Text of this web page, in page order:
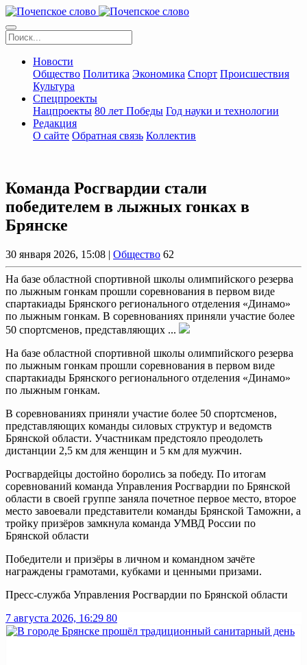
Новости
Общество Политика Экономика Спорт Происшествия
Культура
Спецпроекты
Нацпроекты 80 лет Победы Год науки и технологии
Редакция
О сайте Обратная связь Коллектив
Команда Росгвардии стали
победителем в лыжных гонках в
Брянске
30 января 2026, 15:08 | Общество 62
На базе областной спортивной школы олимпийского резерва
по лыжным гонкам прошли соревнования в первом виде
спартакиады Брянского регионального отделения «Динамо»
по лыжным гонкам. В соревнованиях приняли участие более
50 спортсменов, представляющих ...
На базе областной спортивной школы олимпийского резерва
по лыжным гонкам прошли соревнования в первом виде
спартакиады Брянского регионального отделения «Динамо»
по лыжным гонкам.
В соревнованиях приняли участие более 50 спортсменов,
представляющих команды силовых структур и ведомств
Брянской области. Участникам предстояло преодолеть
дистанции 2,5 км для женщин и 5 км для мужчин.
Росгвардейцы достойно боролись за победу. По итогам
соревнований команда Управления Росгвардии по Брянской
области в своей группе заняла почетное первое место, второе
место завоевали представители команды Брянской Таможни, а
тройку призёров замкнула команда УМВД России по
Брянской области
Победители и призёры в личном и командном зачёте
награждены грамотами, кубками и ценными призами.
Пресс-служба Управления Росгвардии по Брянской области
7 августа 2026, 16:29 80